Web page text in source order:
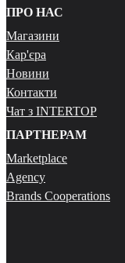
ПРО НАС
Магазини
Кар'єра
Новини
Контакти
Чат з INTERTOP
ПАРТНЕРАМ
Marketplace
Agency
Brands Cooperations